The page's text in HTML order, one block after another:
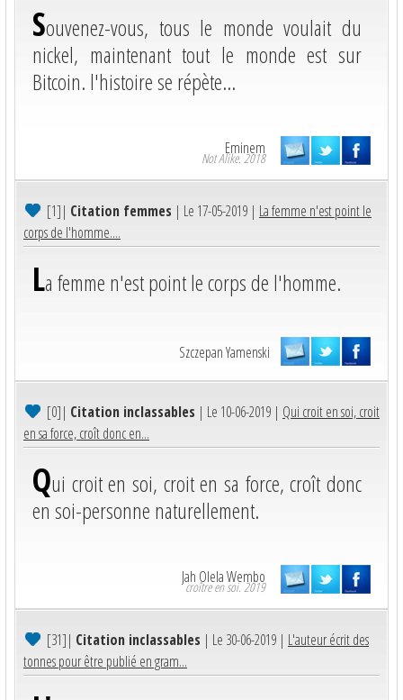
Souvenez-vous, tous le monde voulait du
nickel, maintenant tout le monde est sur
Bitcoin. l'histoire se répète...
Eminem
Not Alike. 2018
[1]| Citation femmes | Le 17-05-2019 | La femme n'est point le
corps de l'homme....
La femme n'est point le corps de l'homme.
Szczepan Yamenski
[0]| Citation inclassables | Le 10-06-2019 | Qui croit en soi, croit
en sa force, croît donc en...
Qui croit en soi, croit en sa force, croît donc
en soi-personne naturellement.
Jah Olela Wembo
croître en soi. 2019
[31]| Citation inclassables | Le 30-06-2019 | L'auteur écrit des
tonnes pour être publié en gram...